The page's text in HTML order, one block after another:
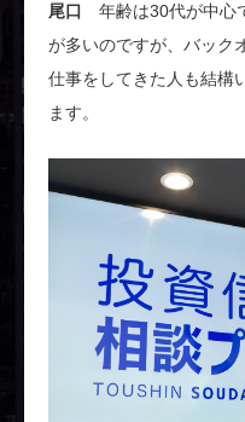
尾口
年齢は30代が中心
が多いのですが、バック
仕事をしてきた人も結構
ます。